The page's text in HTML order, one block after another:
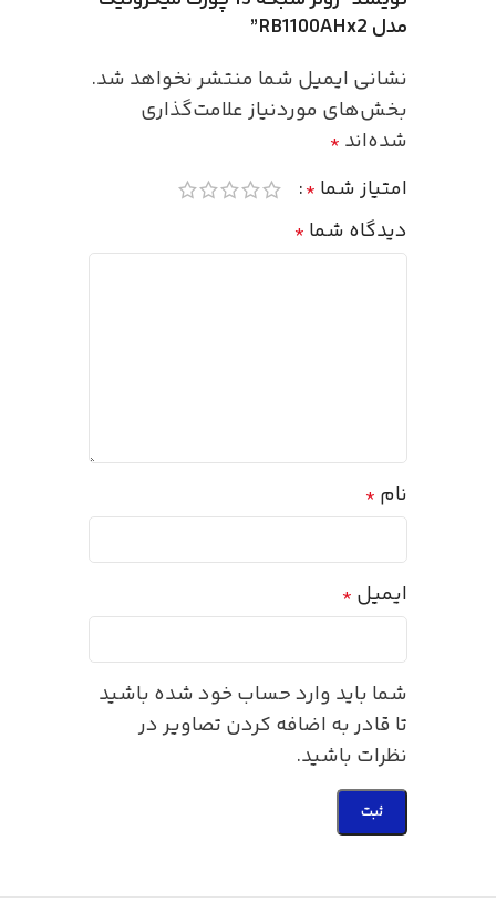
مدل RB1100AHx2”
نشانی ایمیل شما منتشر نخواهد شد.
بخش‌های موردنیاز علامت‌گذاری
شده‌اند *
امتیاز شما *
دیدگاه شما *
نام *
ایمیل *
شما باید وارد حساب خود شده باشید
تا قادر به اضافه کردن تصاویر در
نظرات باشید.